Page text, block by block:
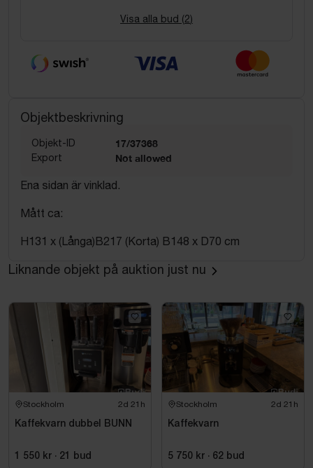
Visa alla bud (2)
Objektbeskrivning
Objekt-ID 17/37368
Export Not allowed
Ena sidan är vinklad.
Mått ca:
H131 x (Långa)B217 (Korta) B148 x D70 cm
Liknande objekt på auktion just nu
Stockholm 2d 21h
Kaffekvarn dubbel BUNN
1 550 kr · 21 bud
Stockholm 2d 21h
Kaffekvarn
5 750 kr · 62 bud